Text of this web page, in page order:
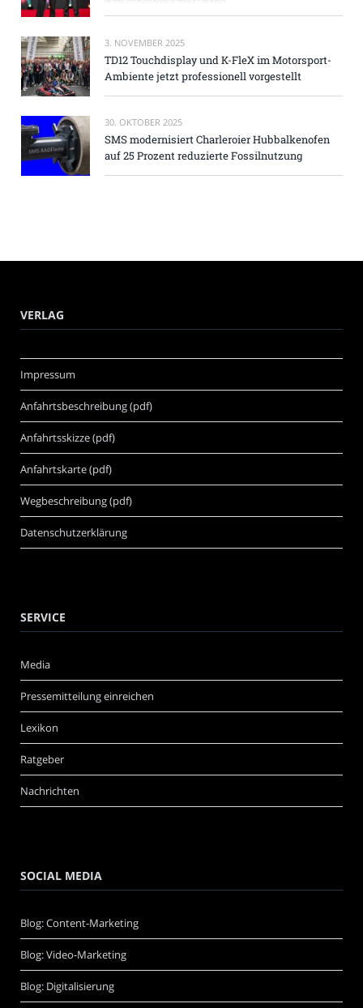
3. NOVEMBER 2025
TD12 Touchdisplay und K-FleX im Motorsport-
Ambiente jetzt professionell vorgestellt
30. OKTOBER 2025
SMS modernisiert Charleroier Hubbalkenofen
auf 25 Prozent reduzierte Fossilnutzung
VERLAG
Impressum
Anfahrtsbeschreibung (pdf)
Anfahrtsskizze (pdf)
Anfahrtskarte (pdf)
Wegbeschreibung (pdf)
Datenschutzerklärung
SERVICE
Media
Pressemitteilung einreichen
Lexikon
Ratgeber
Nachrichten
SOCIAL MEDIA
Blog: Content-Marketing
Blog: Video-Marketing
Blog: Digitalisierung